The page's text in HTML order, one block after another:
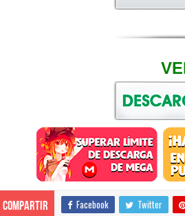
Compartir Facebook Twitter